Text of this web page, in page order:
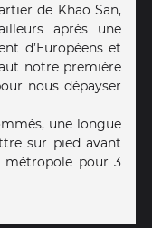
de Khao San,
après une
d’Européens et
notre première
nous dépayser
une longue
sur pied avant
métropole pour 3